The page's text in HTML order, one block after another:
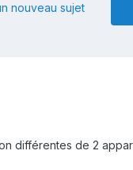
nouveau sujet
différentes de 2